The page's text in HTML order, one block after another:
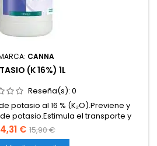
CANNA
(K 16%) 1L
Reseña(s): 0
potasio al 16 % (K₂O).Previene y
potasio.Estimula el transporte y
en la planta.Aumenta el
las flores en la fase final de
€ 15,90 €